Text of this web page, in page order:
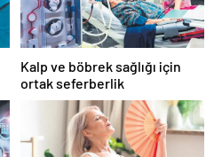
Kalp ve böbrek sağlığı için
ortak seferberlik